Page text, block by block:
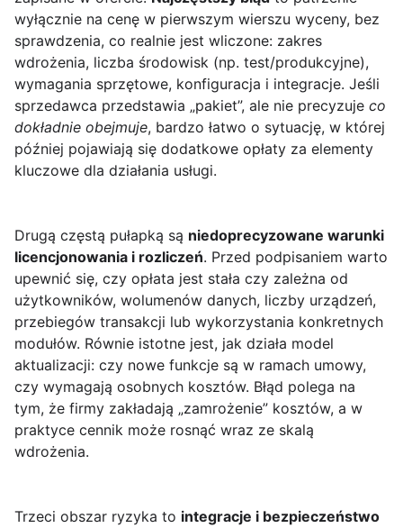
wyłącznie na cenę w pierwszym wierszu wyceny, bez
sprawdzenia, co realnie jest wliczone: zakres
wdrożenia, liczba środowisk (np. test/produkcyjne),
wymagania sprzętowe, konfiguracja i integracje. Jeśli
sprzedawca przedstawia „pakiet”, ale nie precyzuje co
dokładnie obejmuje, bardzo łatwo o sytuację, w której
później pojawiają się dodatkowe opłaty za elementy
kluczowe dla działania usługi.
Drugą częstą pułapką są niedoprecyzowane warunki
licencjonowania i rozliczeń. Przed podpisaniem warto
upewnić się, czy opłata jest stała czy zależna od
użytkowników, wolumenów danych, liczby urządzeń,
przebiegów transakcji lub wykorzystania konkretnych
modułów. Równie istotne jest, jak działa model
aktualizacji: czy nowe funkcje są w ramach umowy,
czy wymagają osobnych kosztów. Błąd polega na
tym, że firmy zakładają „zamrożenie” kosztów, a w
praktyce cennik może rosnąć wraz ze skalą
wdrożenia.
Trzeci obszar ryzyka to integracje i bezpieczeństwo